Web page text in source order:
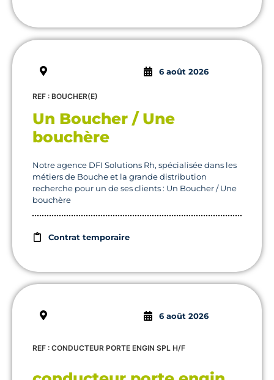
6 août 2026
REF : BOUCHER(E)
Un Boucher / Une
bouchère
Notre agence DFI Solutions Rh, spécialisée dans les
métiers de Bouche et la grande distribution
recherche pour un de ses clients : Un Boucher / Une
bouchère
Contrat temporaire
6 août 2026
REF : CONDUCTEUR PORTE ENGIN SPL H/F